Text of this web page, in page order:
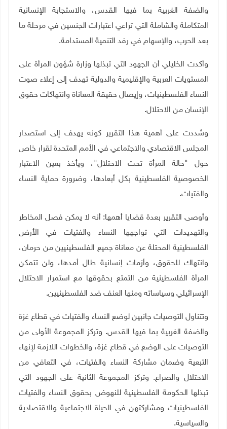
والضفة الغربية بما فيها القدس، والاستجابة الإنسانية
المتكاملة والشاملة التي تراعي اعتبارات الجنسين في مرحلة ما
بعد الحرب، والإسهام في رفد التنمية المستدامة.
وأكدت الخليلي أن الجهود التي تبذلها وزارة شؤون المرأة على
المستويات العربية والإقليمية والدولية تهدف إلى إعلاء صوت
النساء الفلسطينيات، وإيصال حقيقة المعاناة وانتهاكات حقوق
الإنسان من الاحتلال.
وشددت على أهمية هذا التقرير كونه يهدف إلى استصدار
المجلس الاقتصادي والاجتماعي في الأمم المتحدة لقرار خاص
حول "حالة المرأة تحت الاحتلال"، ويأخذ بعين الاعتبار
الخصوصية الفلسطينية بكل أبعادها، وضرورة حماية النساء
والفتيات.
وأوصى التقرير بعدة قضايا أهمها: أنه لا یمكن فصل المخاطر
والتھدیدات التي تواجھھا النساء والفتیات في الأرض
الفلسطینیة المحتلة عن معاناة جمیع الفلسطینیین من حرمان،
وانتھاك للحقوق، وأزمات إنسانیة طال أمدھا، ولن تتمكن
المرأة الفلسطينية من التمتع بحقوقها مع استمرار الاحتلال
الإسرائيلي وسياساته ومنها العنف ضد الفلسطينيين.
وتتناول التوصیات جانبین لوضع النساء والفتیات في قطاع غزة
والضفة الغربية بما فيها القدس. وتركز المجموعة الأولى من
التوصیات على الوضع في قطاع غزة، والخطوات اللازمة لإنھاء
التبعیة وضمان مشاركة النساء والفتیات، في التعافي من
الاحتلال والصراع. وتركز المجموعة الثانیة على الجھود التي
تبذلھا الحكومة الفلسطینیة للنھوض بحقوق النساء والفتیات
الفلسطینیات ومشاركتھن في الحیاة الاجتماعیة والاقتصادیة
والسیاسیة.